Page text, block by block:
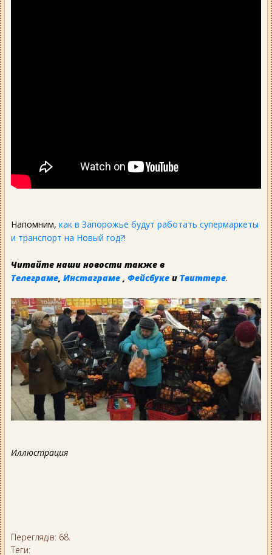
Напомним, как в Запорожье будут работать супермаркеты
и транспорт на Новый год?!
Читайте наши новости также в
Телеграме Инстаграме Фейсбуке и Твиттере.
Иллюстрация
Переглядів: 68.
Теги: